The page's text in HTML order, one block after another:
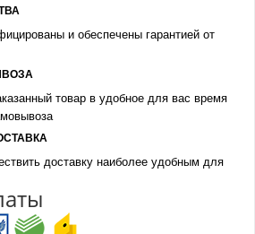
и обеспечены гарантией от
товар в удобное для вас время
доставку наиболее удобным для